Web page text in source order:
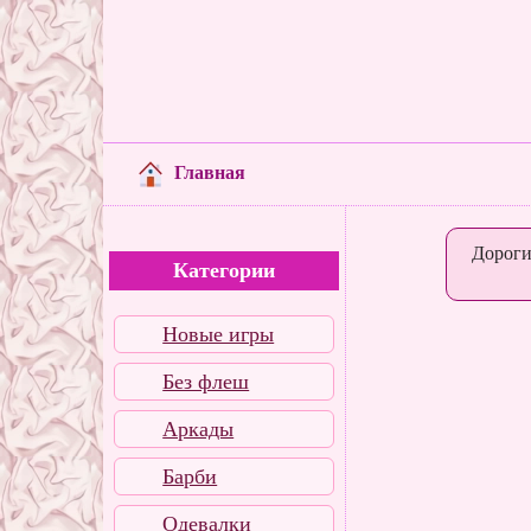
Главная
Категории
Новые игры
Без флеш
Аркады
Барби
Одевалки